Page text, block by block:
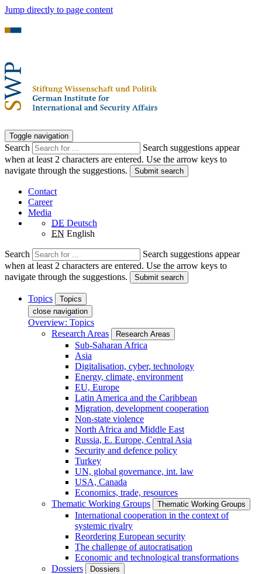
Jump directly to page content
Toggle navigation
Search
Search suggestions appear
when at least 2 characters are entered. Use the arrow keys to
navigate through the suggestions.
Submit search
Contact
Career
Media
DE Deutsch
EN English
Search
Search suggestions appear
when at least 2 characters are entered. Use the arrow keys to
navigate through the suggestions.
Submit search
Topics
Topics
close navigation
Overview: Topics
Research Areas
Research Areas
Sub-Saharan Africa
Asia
Digitalisation, cyber, technology
Energy, climate, environment
EU, Europe
Latin America and the Caribbean
Migration, development cooperation
Non-state violence
North Africa and Middle East
Russia, E. Europe, Central Asia
Security and defence policy
Turkey
UN, global governance, int. law
USA, Canada
Economics, trade, resources
Thematic Working Groups
Thematic Working Groups
International cooperation in the context of
systemic rivalry
Reordering European security
The challenge of autocratisation
Economic and technological transformations
Dossiers
Dossiers